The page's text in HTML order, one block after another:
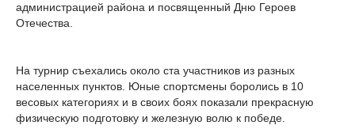
администрацией района и посвященный Дню Героев
Отечества.
На турнир съехались около ста участников из разных
населенных пунктов. Юные спортсмены боролись в 10
весовых категориях и в своих боях показали прекрасную
физическую подготовку и железную волю к победе.